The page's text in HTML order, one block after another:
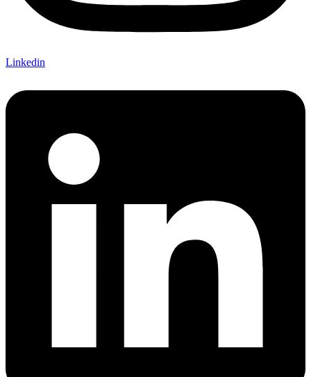
Linkedin